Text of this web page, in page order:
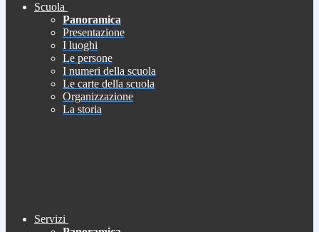
Scuola
Panoramica
Presentazione
I luoghi
Le persone
I numeri della scuola
Le carte della scuola
Organizzazione
La storia
Servizi